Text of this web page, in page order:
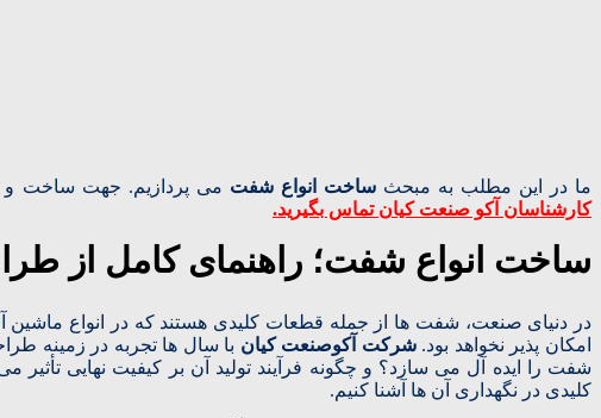
ما در این مطلب به مبحث ساخت انواع شفت می پردازیم. جهت ساخت و
کارشناسان آکو صنعت کیان تماس بگیرید.
ساخت انواع شفت؛ راهنمای کامل از
در دنیای صنعت، شفت‌ ها از جمله قطعات کلیدی هستند که در انواع ماشین‌
امکان‌ پذیر نخواهد بود.شرکت آکوصنعت کیان با سال‌ ها تجربه در زمینه
شفت را ایده‌ آل می‌ سازد؟ و چگونه فرآیند تولید آن بر کیفیت نهایی تأثیر
کلیدی در نگهداری آن‌ ها آشنا کنیم.